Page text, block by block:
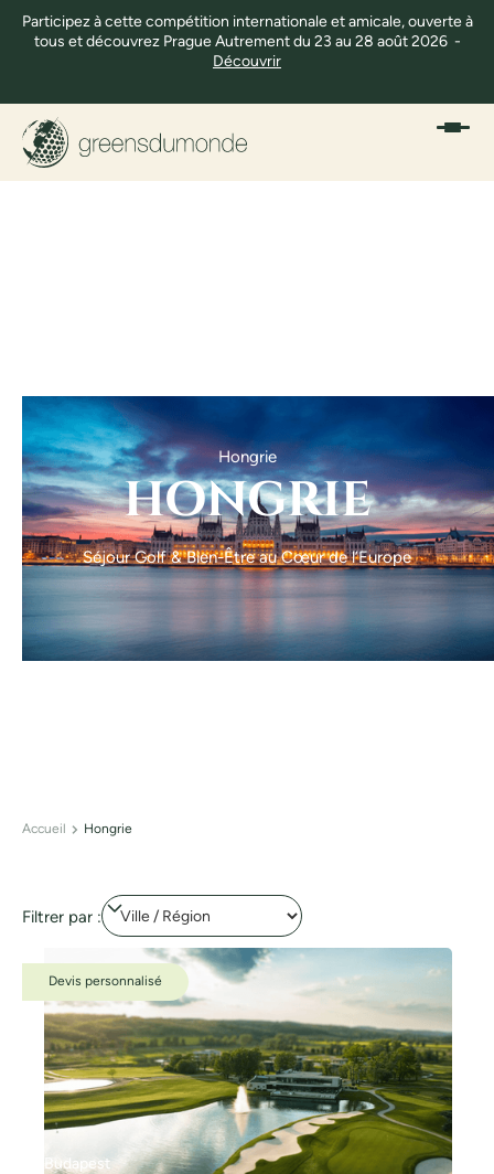
Participez à cette compétition internationale et amicale, ouverte à
tous et découvrez Prague Autrement du 23 au 28 août 2026 -
Découvrir
Hongrie
HONGRIE
Séjour Golf & Bien-Être au Cœur de l’Europe
Accueil Hongrie
Filtrer par :
Budapest
Devis personnalisé